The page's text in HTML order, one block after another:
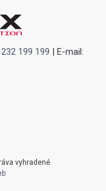
199 199 | E-mail:
vyhradené